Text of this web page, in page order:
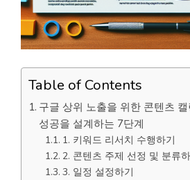
Table of Contents
구글 상위 노출을 위한 콘텐츠
성공을 설계하는 7단계
1. 키워드 리서치 수행하기
2. 콘텐츠 주제 선정 및 분류
3. 일정 설정하기